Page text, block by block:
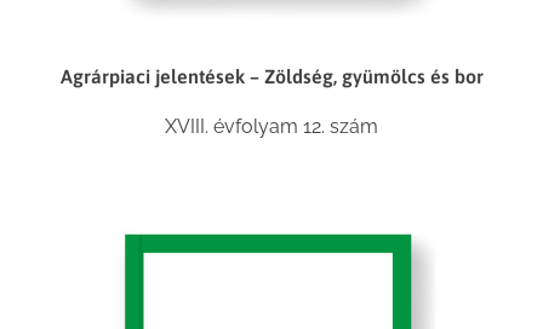
Agrárpiaci jelentések – Zöldség, gyümölcs és bor
XVIII. évfolyam 12. szám